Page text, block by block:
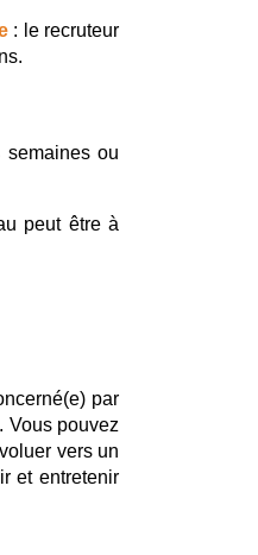
: le recruteur
semaines ou
peut être à
par
Vous pouvez
vers un
et entretenir